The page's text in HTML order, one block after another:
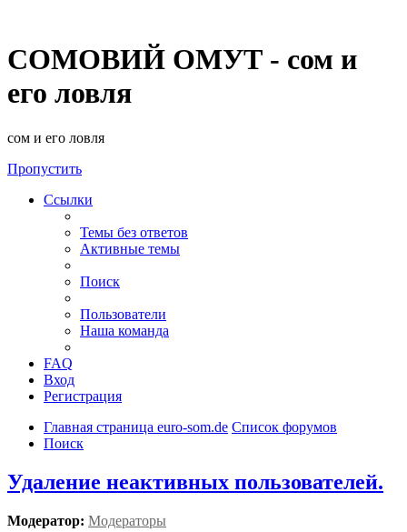
СОМОВИЙ ОМУТ - сом и
его ловля
сом и его ловля
Пропустить
Ссылки
Темы без ответов
Активные темы
Поиск
Пользователи
Наша команда
FAQ
Вход
Регистрация
Главная страница euro-som.de Список форумов
Поиск
Удаление неактивных пользователей.
Модератор: Модераторы